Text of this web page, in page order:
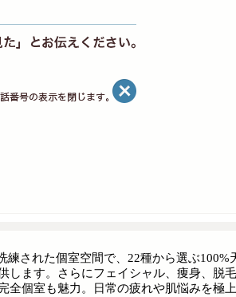
された個室空間で、22種から選ぶ100%
ます。さらにフェイシャル、痩身、脱
個室も魅力。日常の疲れや肌悩みを極